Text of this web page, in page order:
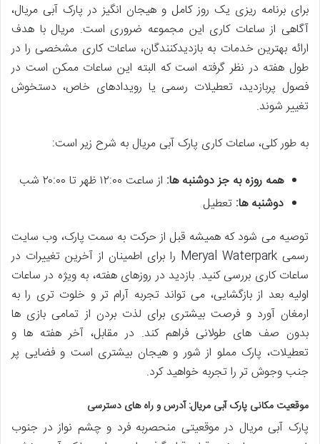
برای برنامه ریزی یک روز کامل و هیجان انگیز در پارک آبی مریال،
آگاهی از ساعات کاری این مجموعه ضروری است. مریال با هدف
ارائه بهترین خدمات به بازدیدکنندگان، ساعات کاری مشخصی را در
طول هفته در نظر گرفته است که البته این ساعات ممکن است در
فصول پربازدید، تعطیلات رسمی یا رویدادهای خاص، دستخوش
تغییر شوند.
به طور کلی، ساعات کاری پارک آبی مریال به شرح زیر است:
همه روزه به جز دوشنبه ها: از ساعت ۱۲:۰۰ ظهر تا ۲۰:۰۰ شب
دوشنبه ها: تعطیل
توصیه می شود که همیشه قبل از حرکت به سمت پارک، وب سایت
رسمی Meryal Waterpark را برای اطمینان از آخرین تغییرات در
ساعات کاری بررسی کنید. بازدید در روزهای هفته، به ویژه در ساعات
اولیه بعد از بازگشایی، می تواند تجربه آرام تر و خلوت تری را به
ارمغان آورد و فرصت بیشتری برای لذت بردن از تمامی بازی ها
بدون صف های طولانی فراهم کند. در مقابل، آخر هفته ها و
تعطیلات، پارک مملو از شور و هیجان بیشتری است و فضایی پر
جنب وجوش تر را تجربه خواهید کرد.
موقعیت مکانی پارک آبی مریال: آدرس و راه های دسترسی
پارک آبی مریال در موقعیتی منحصربه فرد و چشم نواز در جنوب